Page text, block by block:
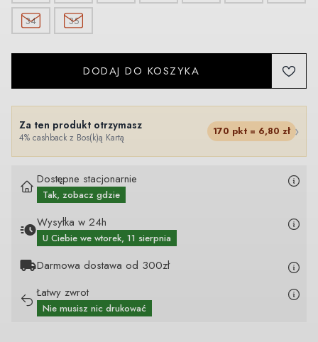
34 35
DODAJ DO KOSZYKA
Za ten produkt otrzymasz
4% cashback z Bos(k)ą Kartą
170 pkt = 6,80 zł ›
Dostępne stacjonarnie
Tak, zobacz gdzie
Wysyłka w 24h
U Ciebie we wtorek, 11 sierpnia
Darmowa dostawa od 300zł
Łatwy zwrot
Nie musisz nic drukować